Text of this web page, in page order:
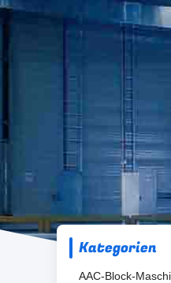
Kategorien
AAC-Block-